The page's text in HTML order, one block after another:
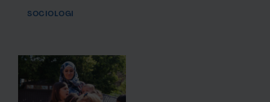
SOCIOLOGI